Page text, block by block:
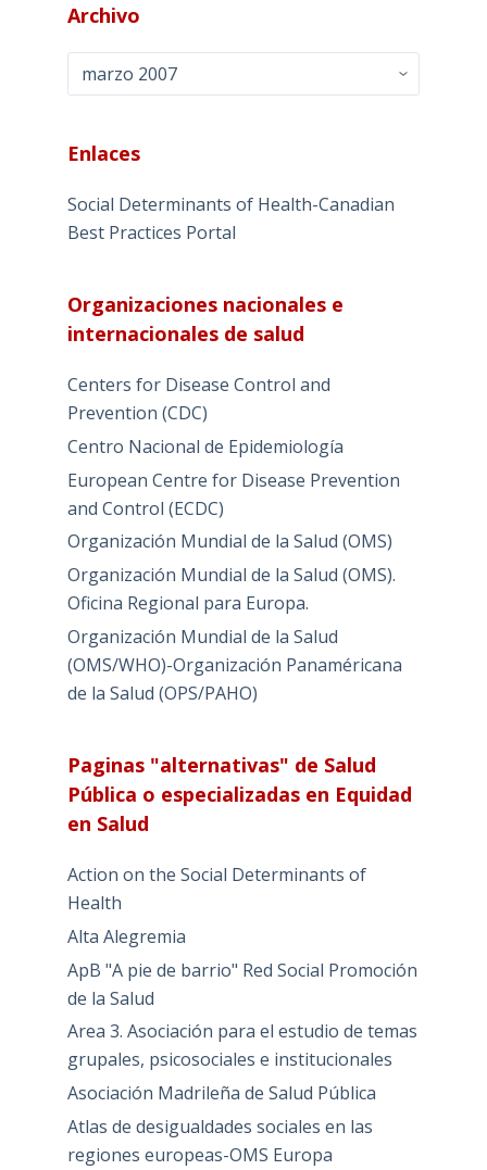
Archivo
Enlaces
Social Determinants of Health-Canadian
Best Practices Portal
Organizaciones nacionales e
internacionales de salud
Centers for Disease Control and
Prevention (CDC)
Centro Nacional de Epidemiología
European Centre for Disease Prevention
and Control (ECDC)
Organización Mundial de la Salud (OMS)
Organización Mundial de la Salud (OMS).
Oficina Regional para Europa.
Organización Mundial de la Salud
(OMS/WHO)-Organización Panaméricana
de la Salud (OPS/PAHO)
Paginas "alternativas" de Salud
Pública o especializadas en Equidad
en Salud
Action on the Social Determinants of
Health
Alta Alegremia
ApB "A pie de barrio" Red Social Promoción
de la Salud
Area 3. Asociación para el estudio de temas
grupales, psicosociales e institucionales
Asociación Madrileña de Salud Pública
Atlas de desigualdades sociales en las
regiones europeas-OMS Europa